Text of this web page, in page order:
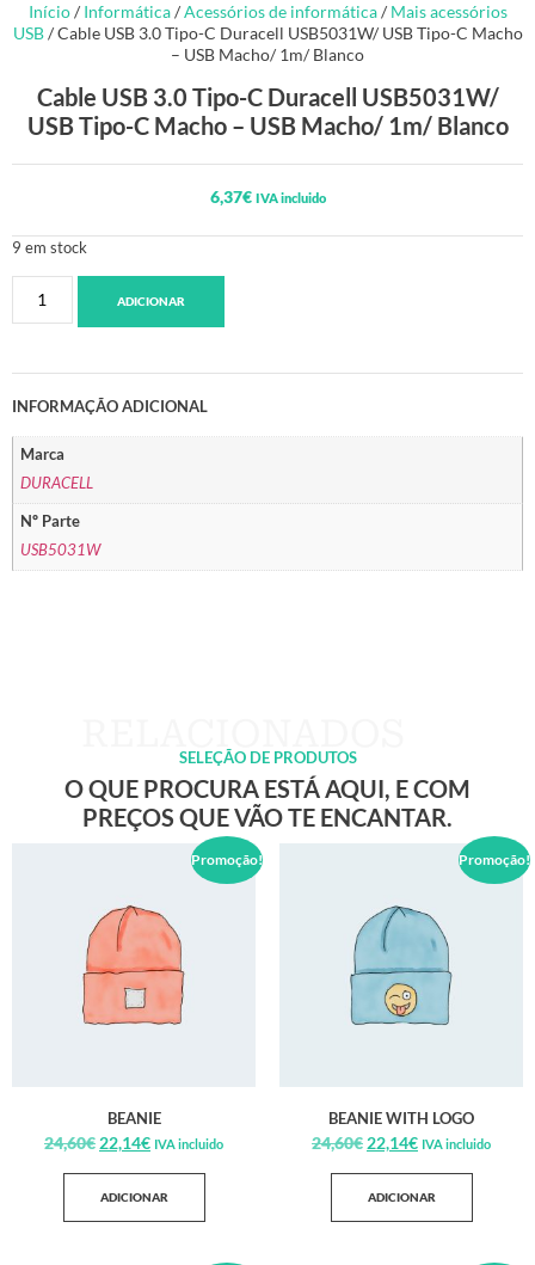
Início/ Informática/Acessórios de informática/ Mais acessórios
USB/ Cable USB 3.0 Tipo-C Duracell USB5031W/ USB Tipo-C Macho
– USB Macho/ 1m/ Blanco
Cable USB 3.0 Tipo-C Duracell USB5031W/
USB Tipo-C Macho – USB Macho/ 1m/ Blanco
6,37€ IVA incluido
9 em stock
ADICIONAR
INFORMAÇÃO ADICIONAL
Marca
DURACELL
Nº Parte
USB5031W
SELEÇÃO DE PRODUTOS
O QUE PROCURA ESTÁ AQUI, E COM
PREÇOS QUE VÃO TE ENCANTAR.
Promoção!
BEANIE
24,60€ 22,14€ IVA incluido
ADICIONAR
Promoção!
BEANIE WITH LOGO
24,60€ 22,14€ IVA incluido
ADICIONAR